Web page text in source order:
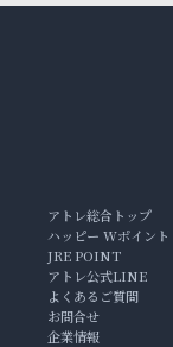
アトレ総合トップ
ハッピー Wポイント
JRE POINT
アトレ公式LINE
よくあるご質問
お問合せ
企業情報